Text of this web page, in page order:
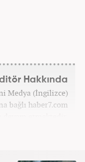
Hakkında
Medya (İngilizce)
bağlı haber7.com
etmektedir.